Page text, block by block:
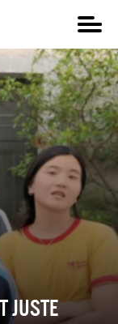
JUSTE